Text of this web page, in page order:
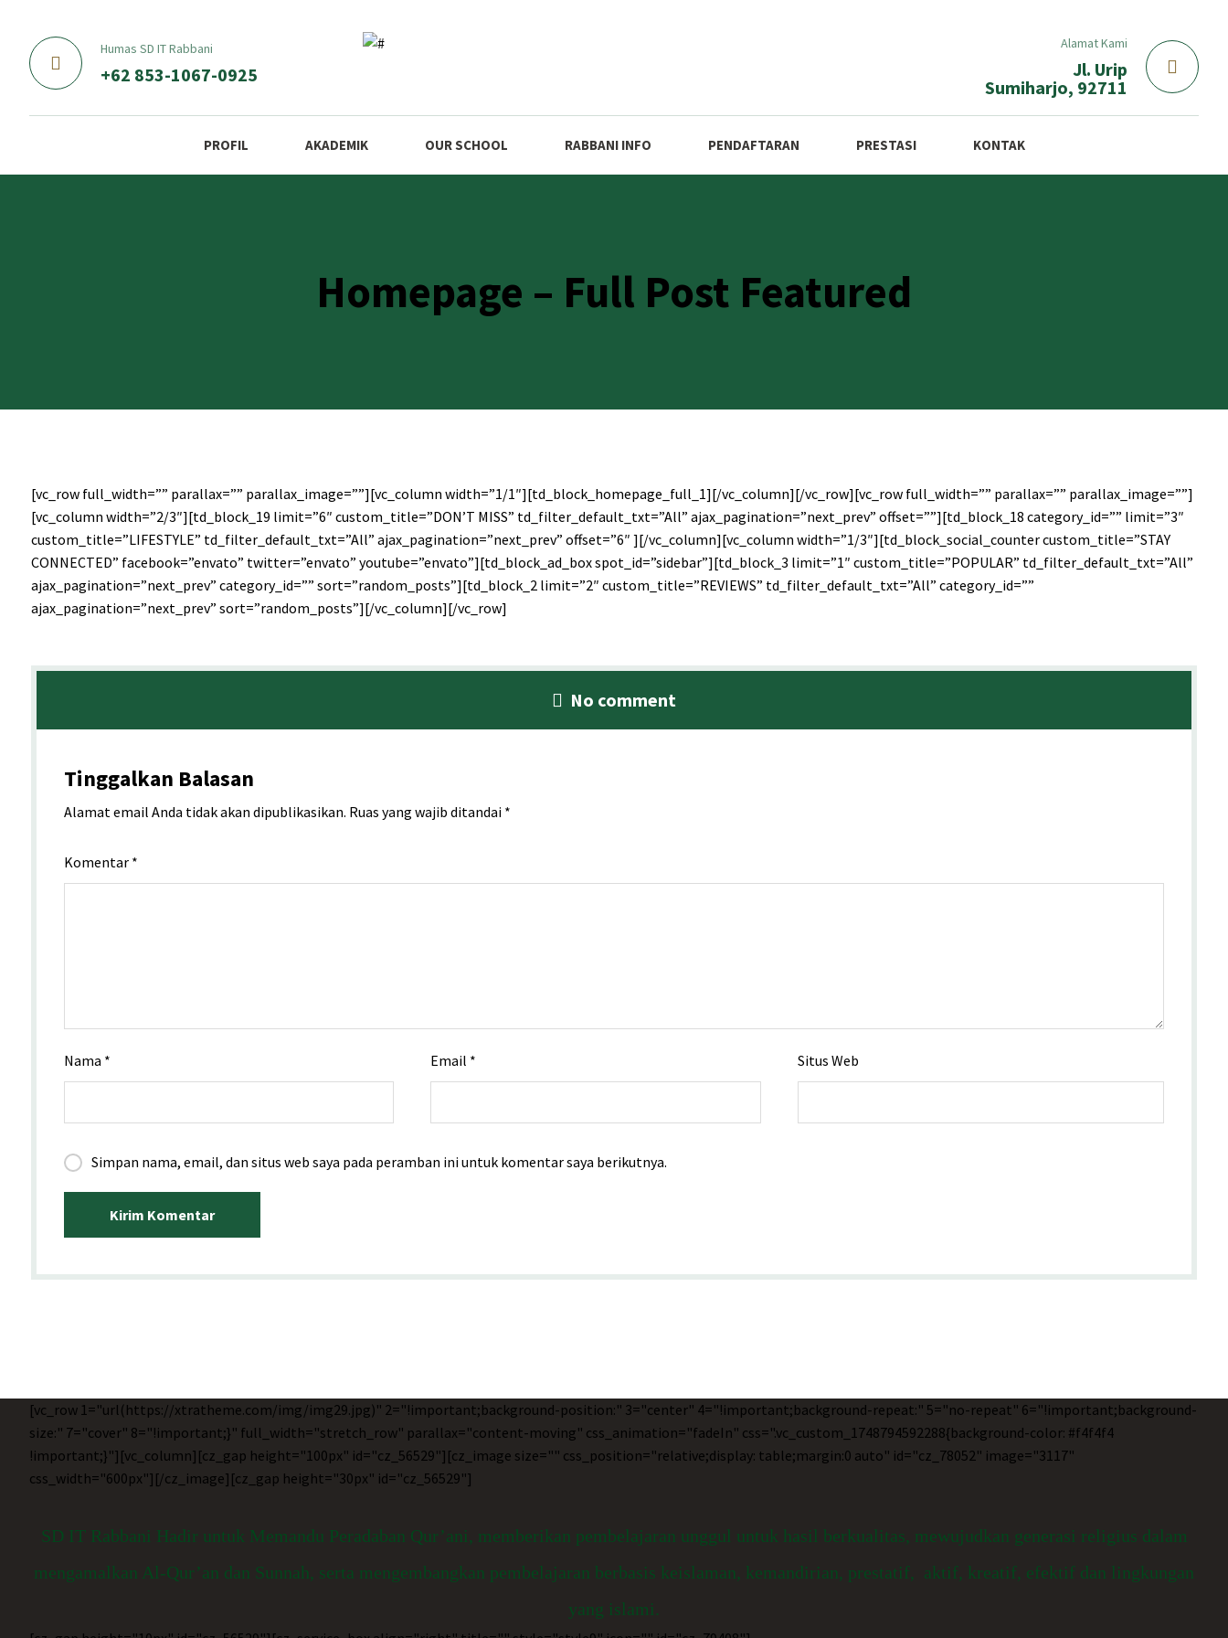
Humas SD IT Rabbani
+62 853-1067-0925
Alamat Kami
Jl. Urip
Sumiharjo, 92711
PROFIL AKADEMIK OUR SCHOOL RABBANI INFO PENDAFTARAN PRESTASI KONTAK
Homepage – Full Post Featured
[vc_row full_width=”” parallax=”” parallax_image=””][vc_column width=”1/1″][td_block_homepage_full_1][/vc_column][/vc_row][vc_row full_width=”” parallax=”” parallax_image=””]
[vc_column width=”2/3″][td_block_19 limit=”6″ custom_title=”DON’T MISS” td_filter_default_txt=”All” ajax_pagination=”next_prev” offset=””][td_block_18 category_id=”” limit=”3″
custom_title=”LIFESTYLE” td_filter_default_txt=”All” ajax_pagination=”next_prev” offset=”6″ ][/vc_column][vc_column width=”1/3″][td_block_social_counter custom_title=”STAY
CONNECTED” facebook=”envato” twitter=”envato” youtube=”envato”][td_block_ad_box spot_id=”sidebar”][td_block_3 limit=”1″ custom_title=”POPULAR” td_filter_default_txt=”All”
ajax_pagination=”next_prev” category_id=”” sort=”random_posts”][td_block_2 limit=”2″ custom_title=”REVIEWS” td_filter_default_txt=”All” category_id=””
ajax_pagination=”next_prev” sort=”random_posts”][/vc_column][/vc_row]
No comment
Tinggalkan Balasan
Alamat email Anda tidak akan dipublikasikan. Ruas yang wajib ditandai *
Komentar *
Nama * Email * Situs Web
Simpan nama, email, dan situs web saya pada peramban ini untuk komentar saya berikutnya.
[vc_row 1="url(https://xtratheme.com/img/img29.jpg)" 2="!important;background-position:" 3="center" 4="!important;background-repeat:" 5="no-repeat" 6="!important;background-
size:" 7="cover" 8="!important;}" full_width="stretch_row" parallax="content-moving" css_animation="fadeIn" css=".vc_custom_1748794592288{background-color: #f4f4f4
!important;}"][vc_column][cz_gap height="100px" id="cz_56529"][cz_image size="" css_position="relative;display: table;margin:0 auto" id="cz_78052" image="3117"
css_width="600px"][/cz_image][cz_gap height="30px" id="cz_56529"]
SD IT Rabbani Hadir untuk Memandu Peradaban Qur’ani, memberikan pembelajaran unggul untuk hasil berkualitas, mewujudkan generasi religius dalam
mengamalkan Al-Qur’an dan Sunnah, serta mengembangkan pembelajaran berbasis keislaman, kemandirian, prestatif, aktif, kreatif, efektif dan lingkungan
yang islami.